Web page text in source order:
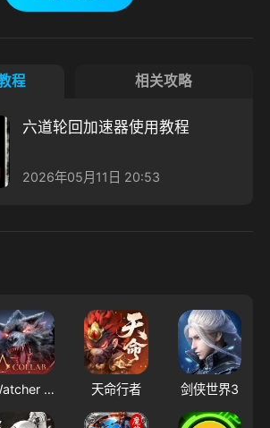
程 相关攻略
六道轮回加速器使用教程
2026年05月11日 20:53
Watcher of Realms - US 天命行者 剑侠世界3